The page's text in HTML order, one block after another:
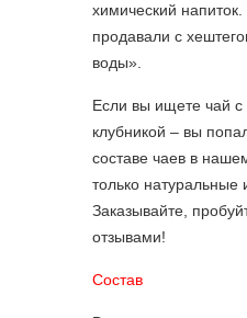
химический
продавали с
воды».
Если вы ищете чай с
клубникой – вы
составе чаев в
только натуральные
Заказывайте,
отзывами!
Состав